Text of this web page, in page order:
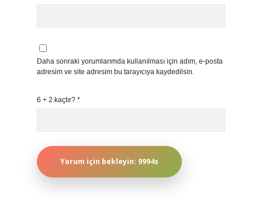
Daha sonraki yorumlarımda kullanılması için adım, e-posta
adresim ve site adresim bu tarayıcıya kaydedilsin.
6 + 2 kaçtır? *